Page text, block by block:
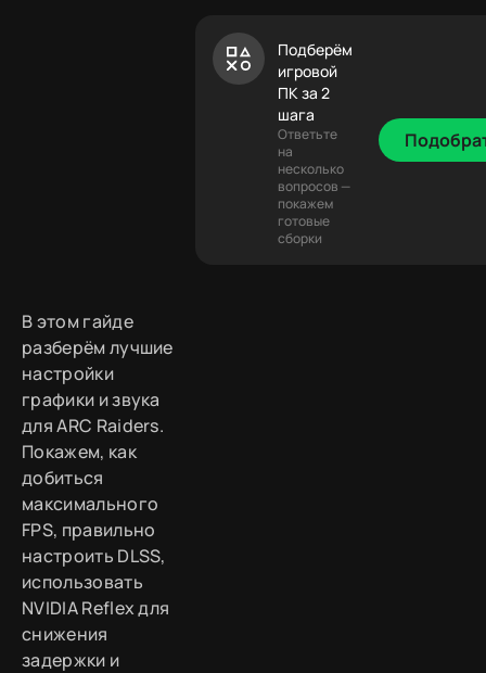
Подберём
игровой
ПК за 2
шага
Ответьте
на
несколько
вопросов —
покажем
готовые
сборки
В этом гайде
разберём лучшие
настройки
графики и звука
для ARC Raiders.
Покажем, как
добиться
максимального
FPS, правильно
настроить DLSS,
использовать
NVIDIA Reflex для
снижения
задержки и